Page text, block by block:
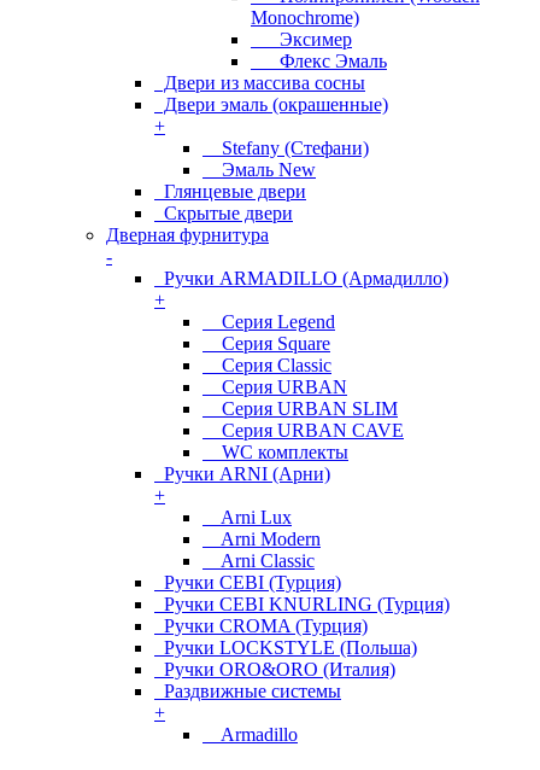
Monochrome)
Эксимер
Флекс Эмаль
Двери из массива сосны
Двери эмаль (окрашенные)
+
Stefany (Стефани)
Эмаль New
Глянцевые двери
Скрытые двери
Дверная фурнитура
-
Ручки ARMADILLO (Армадилло)
+
Серия Legend
Серия Square
Серия Classic
Серия URBAN
Серия URBAN SLIM
Серия URBAN CAVE
WC комплекты
Ручки ARNI (Арни)
+
Arni Lux
Arni Modern
Arni Classic
Ручки CEBI (Турция)
Ручки CEBI KNURLING (Турция)
Ручки CROMA (Турция)
Ручки LOCKSTYLE (Польша)
Ручки ORO&ORO (Италия)
Раздвижные системы
+
Armadillo